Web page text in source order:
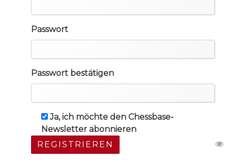
Passwort
Passwort bestätigen
Ja, ich möchte den Chessbase-
Newsletter abonnieren
REGISTRIEREN